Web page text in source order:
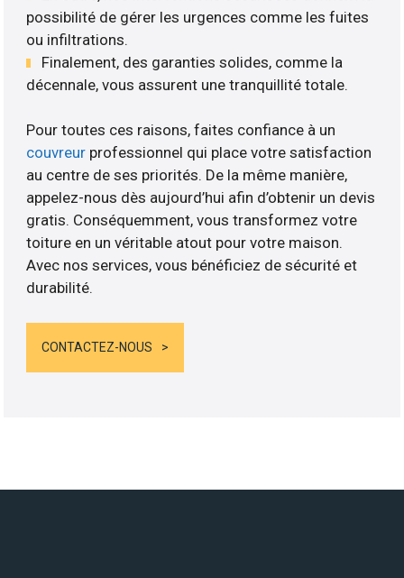
possibilité de gérer les urgences comme les fuites
ou infiltrations.
Finalement, des garanties solides, comme la
décennale, vous assurent une tranquillité totale.
Pour toutes ces raisons, faites confiance à un
couvreur professionnel qui place votre satisfaction
au centre de ses priorités. De la même manière,
appelez-nous dès aujourd’hui afin d’obtenir un devis
gratis. Conséquemment, vous transformez votre
toiture en un véritable atout pour votre maison.
Avec nos services, vous bénéficiez de sécurité et
durabilité.
CONTACTEZ-NOUS